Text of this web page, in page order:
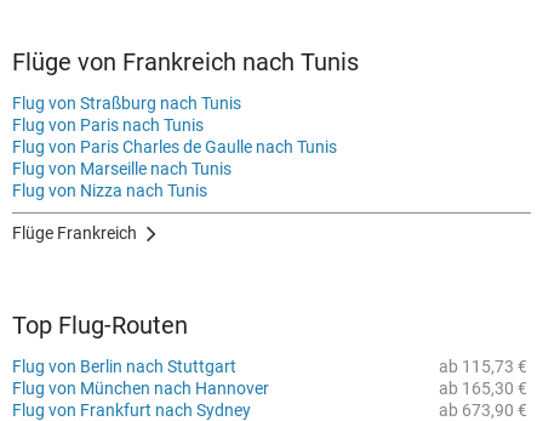
Flüge von Frankreich nach Tunis
Flug von Straßburg nach Tunis
Flug von Paris nach Tunis
Flug von Paris Charles de Gaulle nach Tunis
Flug von Marseille nach Tunis
Flug von Nizza nach Tunis
Flüge Frankreich
Top Flug-Routen
ab 115,73 €
Flug von Berlin nach Stuttgart
ab 165,30 €
Flug von München nach Hannover
ab 673,90 €
Flug von Frankfurt nach Sydney